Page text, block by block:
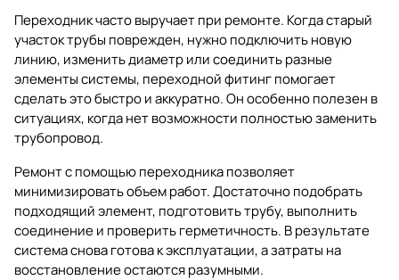
Переходник часто выручает при ремонте. Когда старый
участок трубы поврежден, нужно подключить новую
линию, изменить диаметр или соединить разные
элементы системы, переходной фитинг помогает
сделать это быстро и аккуратно. Он особенно полезен в
ситуациях, когда нет возможности полностью заменить
трубопровод.
Ремонт с помощью переходника позволяет
минимизировать объем работ. Достаточно подобрать
подходящий элемент, подготовить трубу, выполнить
соединение и проверить герметичность. В результате
система снова готова к эксплуатации, а затраты на
восстановление остаются разумными.